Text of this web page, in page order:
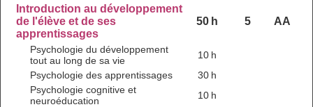
Introduction au développement
de l'élève et de ses
apprentissages
50 h 5 AA
Psychologie du développement
tout au long de sa vie
10 h
Psychologie des apprentissages
30 h
Psychologie cognitive et
neuroéducation
10 h